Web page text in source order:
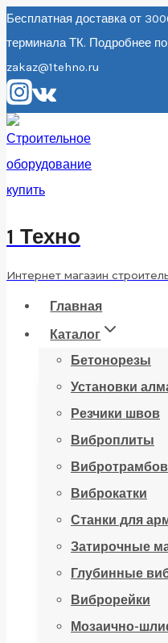
Перейти
к
содержанию
Бесплатная доставка от
терминала ТК.
zakaz@1tehno.ru
1 Техно
Интернет магазин
Главная
Каталог
Бетонорезы
Установки
Резчики швов
Виброплиты
Виброкатки
Станки для
Затирочные
Глубинные
Виброрейки
Мозаично-